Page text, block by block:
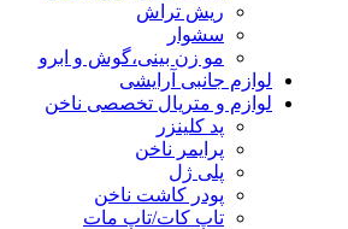
ریش تراش
سشوار
مو زن بینی،گوش و ابرو
لوازم جانبی آرایشی
لوازم و متریال تخصصی ناخن
پد کلینزر
پرایمر ناخن
پلی ژل
پودر کاشت ناخن
تاپ کات/تاپ مات